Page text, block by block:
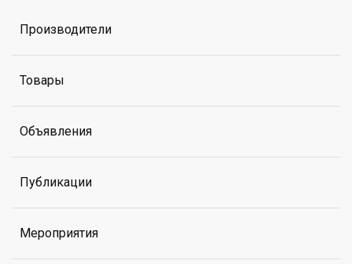
Производители
Товары
Объявления
Публикации
Мероприятия